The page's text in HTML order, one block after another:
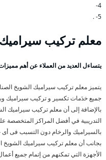
4-
5- .
معلم تركيب
يتساءل العديد من العملاء عن أهم
يتميز معلم تركيب سيراميك الشويخ
جميع خدَمات تكسير و تركيب سيراميك
بالإضافة إلى أن معلم تركيب سيراميك
التدريبية في أفضل المراكز المتخصصة
بالسيراميك والرخام دون التسبب فى
بجانب أن معلم تركيب سيراميك الشويخ
الأجهزة التي تمكنهم من إتمام جميع